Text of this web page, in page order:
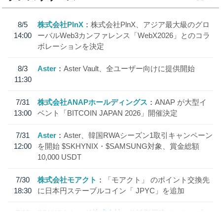
8/5
14:00
株式会社PlnX
株式会社PlnX、アジア最大級のグロ
ーバルWeb3カンファレンス「WebX2026」とのコラ
ボレーションを決定
8/3
11:30
Aster Aster Vault、全ユーザー向けに提供開始
7/31
13:00
株式会社ANAPホールディングス
ANAP が大型イ
ベント「BITCOIN JAPAN 2026」開催決定
7/31
12:00
Aster
Aster、韓国RWAシーズン1取引キャンペーン
を開始 $SKHYNIX・$SAMSUNG対象、賞金総額
10,000 USDT
7/30
18:30
株式会社モアクト
「モアクト」 のポイント交換先
に日本円ステーブルコイン「 JPYC」を追加
7/29
SBI VCトレード株式会社
信託型円建てステーブル